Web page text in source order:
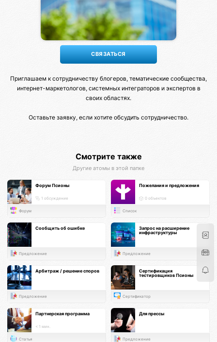
Приглашаем к сотрудничеству блогеров, тематические сообщества,
интернет-маркетологов, системных интеграторов и экспертов в
своих областях.
Оставьте заявку, если хотите обсудить сотрудничество.
Смотрите также
Другие атомы в этой папке
Форум Псионы
1 обсуждение
Форум
Пожелания и предложения
0 объектов
Список
Сообщить об ошибке
Предложение
Запрос на расширение
инфраструктуры
Предложение
Арбитраж / решение споров
Предложение
Сертификация
тестировщиков Псионы
Сертификатор
Партнерская программа
< 1 мин.
Статья
Для прессы
Предложение